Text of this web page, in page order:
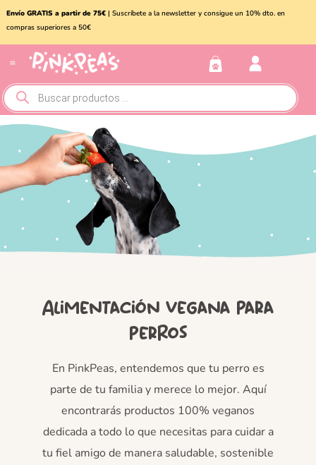
Envío GRATIS a partir de 75€| Suscríbete a la newsletter y consigue un 10% dto. en
compras superiores a 50€
Alimentación vegana para
perros
En PinkPeas, entendemos que tu perro es
parte de tu familia y merece lo mejor. Aquí
encontrarás productos 100% veganos
dedicada a todo lo que necesitas para cuidar a
tu fiel amigo de manera saludable, sostenible